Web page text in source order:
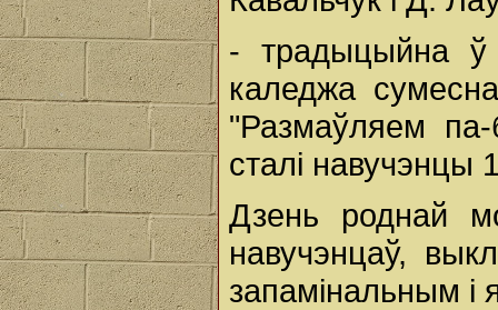
- традыцыйна ў
каледжа
"Размаўляем па-
сталі навучэнцы
Дзень роднай
навучэнцаў,
запамінальным і